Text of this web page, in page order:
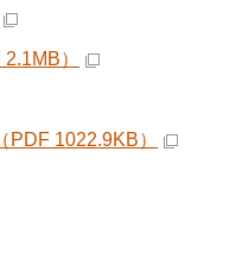
）
1022.9KB）